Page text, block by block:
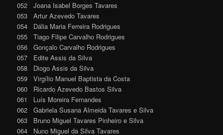
052 Joana Isabel Borges Tavares
053 Artur Azevedo Tavares
054 Dália Maria Ferreira Rodrigues
055 Tiago Filipe Carvalho Rodrigues
056 Gonçalo Carvalho Rodrigues
057 Edite Assis da Silva
058 Diogo Assis da Silva
059 Virgílio Manuel Baptista da Costa
060 Ricardo Azevedo Bastos Silva
061 Luís Moreira Fernandes
062 Gabriela Susana Almeida Tavares e Silva
063 Bruno Miguel Tavares Pinheiro e Silva
064 Nuno Miguel da Silva Tavares